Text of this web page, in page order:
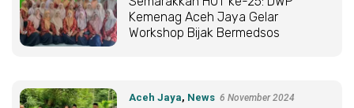
Kemenag Aceh Jaya Gelar
Workshop Bijak Bermedsos
Aceh Jaya, News 6 November 2024